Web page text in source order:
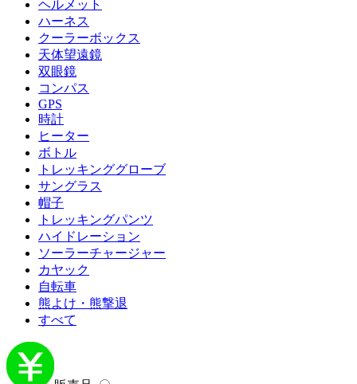
ヘルメット
ハーネス
クーラーボックス
天体望遠鏡
双眼鏡
コンパス
GPS
時計
ヒーター
ボトル
トレッキンググローブ
サングラス
帽子
トレッキングパンツ
ハイドレーション
ソーラーチャージャー
カヤック
自転車
熊よけ・熊撃退
すべて